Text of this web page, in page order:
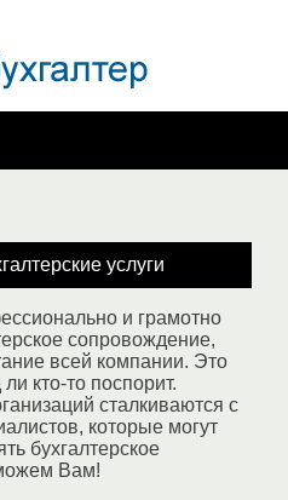
услуги
и грамотно
сопровождение,
всей компании. Это
кто-то поспорит.
сталкиваются с
которые могут
бухгалтерское
Вам!